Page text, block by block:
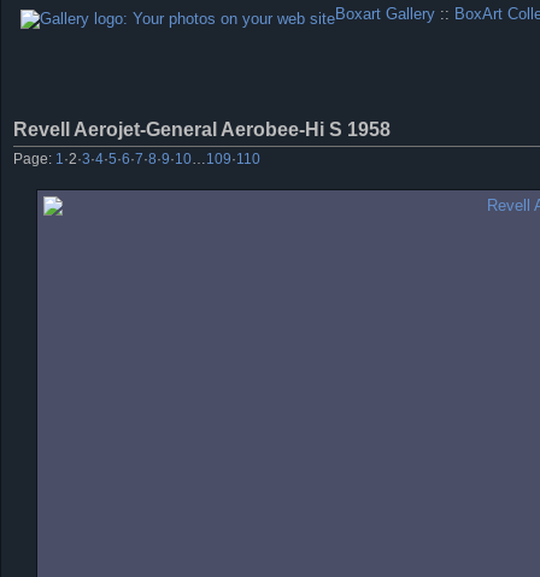
Boxart Gallery :: BoxArt
Revell Aerojet-General Aerobee-Hi S 1958
Page: 1 ·2·3·4·5·6·7·8·9·10 109·110